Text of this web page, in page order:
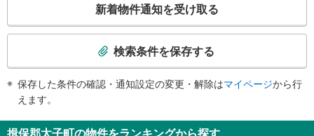
検
知
新着物件通知を受け取る
検索条件を保存する
保存した条件の確認・通知設定の変更・解除はマイページから行
えます。
揖保郡太子町の物件をランキングから探す